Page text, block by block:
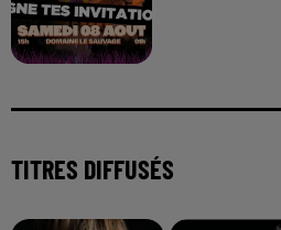
TITRES DIFFUSÉS